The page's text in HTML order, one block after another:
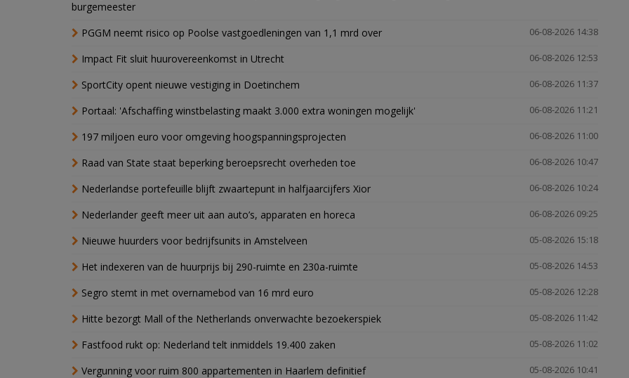
burgemeester
06-08-2026 14:38
PGGM neemt risico op Poolse vastgoedleningen van 1,1 mrd over
06-08-2026 12:53
Impact Fit sluit huurovereenkomst in Utrecht
06-08-2026 11:37
SportCity opent nieuwe vestiging in Doetinchem
06-08-2026 11:21
Portaal: 'Afschaffing winstbelasting maakt 3.000 extra woningen mogelijk'
06-08-2026 11:00
197 miljoen euro voor omgeving hoogspanningsprojecten
06-08-2026 10:47
Raad van State staat beperking beroepsrecht overheden toe
06-08-2026 10:24
Nederlandse portefeuille blijft zwaartepunt in halfjaarcijfers Xior
06-08-2026 09:25
Nederlander geeft meer uit aan auto’s, apparaten en horeca
05-08-2026 15:18
Nieuwe huurders voor bedrijfsunits in Amstelveen
05-08-2026 14:53
Het indexeren van de huurprijs bij 290-ruimte en 230a-ruimte
05-08-2026 12:28
Segro stemt in met overnamebod van 16 mrd euro
05-08-2026 11:42
Hitte bezorgt Mall of the Netherlands onverwachte bezoekerspiek
05-08-2026 11:02
Fastfood rukt op: Nederland telt inmiddels 19.400 zaken
05-08-2026 10:41
Vergunning voor ruim 800 appartementen in Haarlem definitief